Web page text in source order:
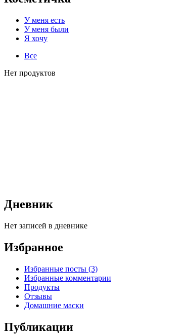
У меня есть
У меня были
Я хочу
Все
Нет продуктов
Дневник
Нет записей в дневнике
Избранное
Избранные посты (3)
Избранные комментарии
Продукты
Отзывы
Домашние маски
Публикации